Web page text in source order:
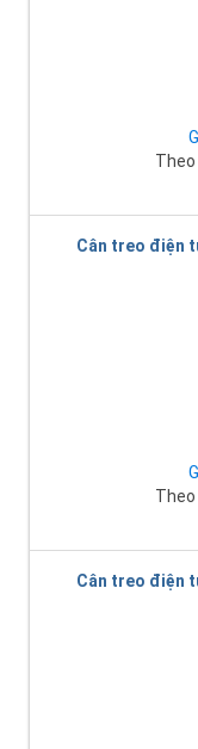
Cân treo điện
Cân treo điện